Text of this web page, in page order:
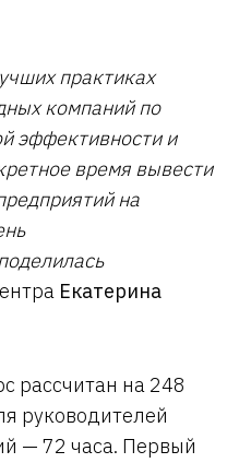
практиках
компаний по
эффективности и
время вывести
на
Екатерина
рассчитан на 248
руководителей
— 72 часа. Первый